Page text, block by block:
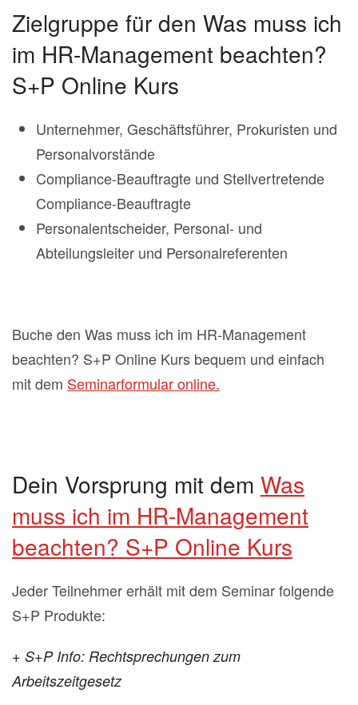
Zielgruppe für den Was muss ich
im HR-Management beachten?
S+P Online Kurs
Unternehmer, Geschäftsführer, Prokuristen und
Personalvorstände
Compliance-Beauftragte und Stellvertretende
Compliance-Beauftragte
Personalentscheider, Personal- und
Abteilungsleiter und Personalreferenten
Buche den Was muss ich im HR-Management
beachten? S+P Online Kurs bequem und einfach
mit dem Seminarformular online.
Dein Vorsprung mit dem Was
muss ich im HR-Management
beachten? S+P Online Kurs
Jeder Teilnehmer erhält mit dem Seminar folgende
S+P Produkte:
+ S+P Info: Rechtsprechungen zum
Arbeitszeitgesetz